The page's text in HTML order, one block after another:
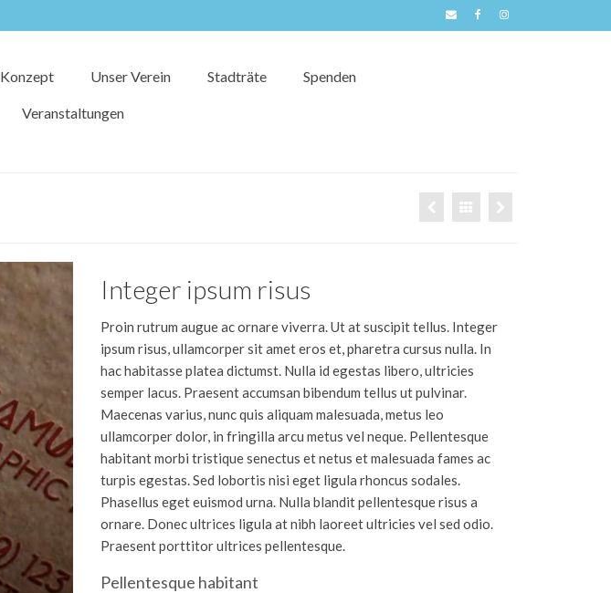
Konzept Unser Verein Stadträte Spenden
Veranstaltungen
Integer ipsum risus
Proin rutrum augue ac ornare viverra. Ut at suscipit tellus. Integer
ipsum risus, ullamcorper sit amet eros et, pharetra cursus nulla. In
hac habitasse platea dictumst. Nulla id egestas libero, ultricies
semper lacus. Praesent accumsan bibendum tellus ut pulvinar.
Maecenas varius, nunc quis aliquam malesuada, metus leo
ullamcorper dolor, in fringilla arcu metus vel neque. Pellentesque
habitant morbi tristique senectus et netus et malesuada fames ac
turpis egestas. Sed lobortis nisi eget ligula rhoncus sodales.
Phasellus eget euismod urna. Nulla blandit pellentesque risus a
ornare. Donec ultrices ligula at nibh laoreet ultricies vel sed odio.
Praesent porttitor ultrices pellentesque.
Pellentesque habitant